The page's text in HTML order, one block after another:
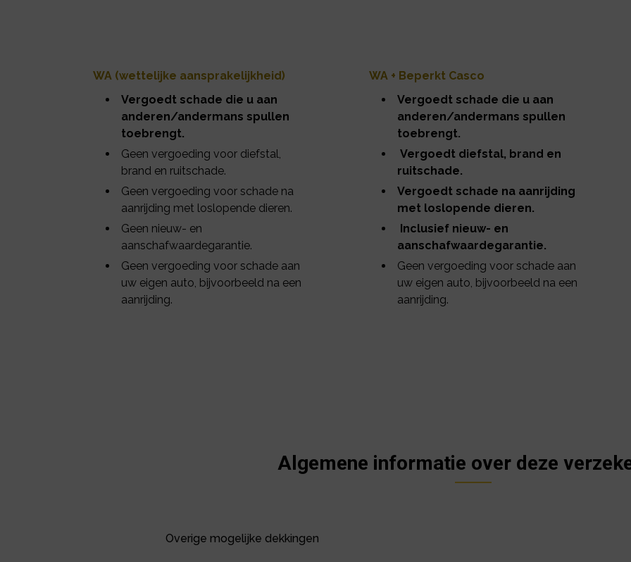
WA (wettelijke aansprakelijkheid)
Vergoedt schade die u aan
anderen/andermans spullen
toebrengt.
Geen vergoeding voor diefstal,
brand en ruitschade.
Geen vergoeding voor schade na
aanrijding met loslopende dieren.
Geen nieuw- en
aanschafwaardegarantie.
Geen vergoeding voor schade aan
uw eigen auto, bijvoorbeeld na een
aanrijding.
WA + Beperkt Casco
Vergoedt schade die u aan
anderen/andermans spullen
toebrengt.
Vergoedt diefstal, brand en
ruitschade.
Vergoedt schade na aanrijding
met loslopende dieren.
Inclusief nieuw- en
aanschafwaardegarantie.
Geen vergoeding voor schade aan
uw eigen auto, bijvoorbeeld na een
aanrijding.
Algemene informatie over deze
Overige mogelijke dekkingen